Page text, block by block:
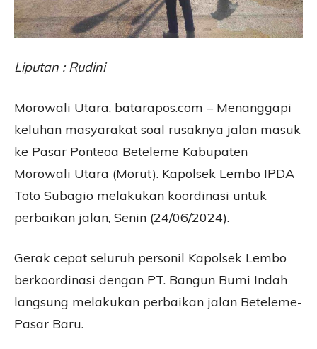
Liputan : Rudini
Morowali Utara, batarapos.com – Menanggapi
keluhan masyarakat soal rusaknya jalan masuk
ke Pasar Ponteoa Beteleme Kabupaten
Morowali Utara (Morut). Kapolsek Lembo IPDA
Toto Subagio melakukan koordinasi untuk
perbaikan jalan, Senin (24/06/2024).
Gerak cepat seluruh personil Kapolsek Lembo
berkoordinasi dengan PT. Bangun Bumi Indah
langsung melakukan perbaikan jalan Beteleme-
Pasar Baru.